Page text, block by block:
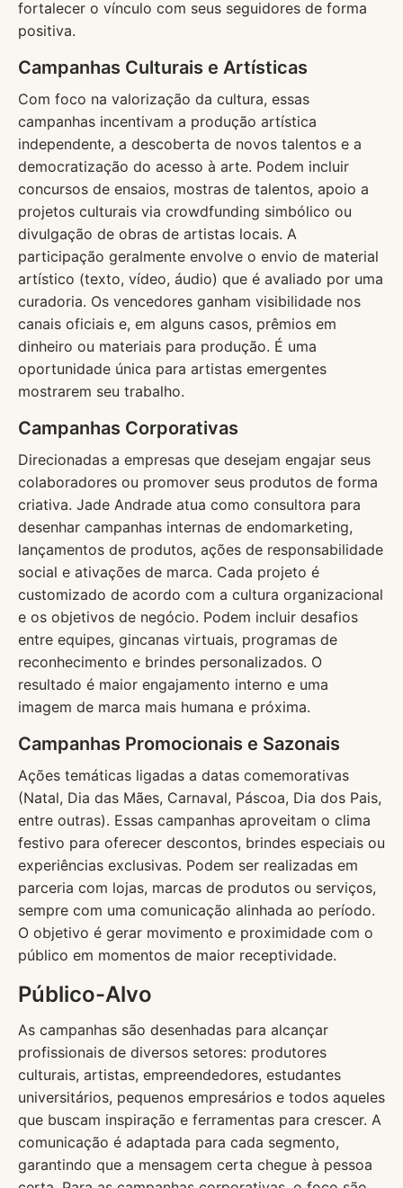
fortalecer o vínculo com seus seguidores de forma
positiva.
Campanhas Culturais e Artísticas
Com foco na valorização da cultura, essas
campanhas incentivam a produção artística
independente, a descoberta de novos talentos e a
democratização do acesso à arte. Podem incluir
concursos de ensaios, mostras de talentos, apoio a
projetos culturais via crowdfunding simbólico ou
divulgação de obras de artistas locais. A
participação geralmente envolve o envio de material
artístico (texto, vídeo, áudio) que é avaliado por uma
curadoria. Os vencedores ganham visibilidade nos
canais oficiais e, em alguns casos, prêmios em
dinheiro ou materiais para produção. É uma
oportunidade única para artistas emergentes
mostrarem seu trabalho.
Campanhas Corporativas
Direcionadas a empresas que desejam engajar seus
colaboradores ou promover seus produtos de forma
criativa. Jade Andrade atua como consultora para
desenhar campanhas internas de endomarketing,
lançamentos de produtos, ações de responsabilidade
social e ativações de marca. Cada projeto é
customizado de acordo com a cultura organizacional
e os objetivos de negócio. Podem incluir desafios
entre equipes, gincanas virtuais, programas de
reconhecimento e brindes personalizados. O
resultado é maior engajamento interno e uma
imagem de marca mais humana e próxima.
Campanhas Promocionais e Sazonais
Ações temáticas ligadas a datas comemorativas
(Natal, Dia das Mães, Carnaval, Páscoa, Dia dos Pais,
entre outras). Essas campanhas aproveitam o clima
festivo para oferecer descontos, brindes especiais ou
experiências exclusivas. Podem ser realizadas em
parceria com lojas, marcas de produtos ou serviços,
sempre com uma comunicação alinhada ao período.
O objetivo é gerar movimento e proximidade com o
público em momentos de maior receptividade.
Público-Alvo
As campanhas são desenhadas para alcançar
profissionais de diversos setores: produtores
culturais, artistas, empreendedores, estudantes
universitários, pequenos empresários e todos aqueles
que buscam inspiração e ferramentas para crescer. A
comunicação é adaptada para cada segmento,
garantindo que a mensagem certa chegue à pessoa